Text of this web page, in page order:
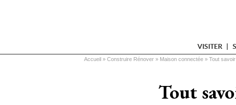
VISITER
Vous êtes ici
Accueil » Construire Rénover » Maison connectée » Tout
Tout